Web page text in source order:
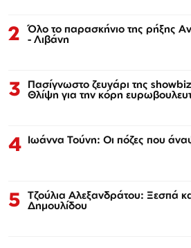
2 Όλο το παρασκήνιο της ρήξης
- Λιβάνη
3 Πασίγνωστο ζευγάρι της
Θλίψη για την κόρη
4 Ιωάννα Τούνη: Οι πόζες που
5 Τζούλια Αλεξανδράτου: Ξεσπά
Δημουλίδου